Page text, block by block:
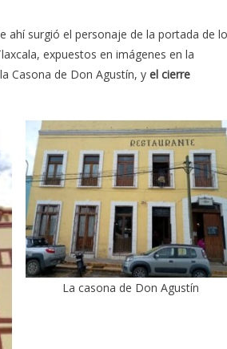
ahí surgió el personaje de la portada de
expuestos en imágenes en la
Casona de Don Agustín, y el cierre
La casona de Don Agustín